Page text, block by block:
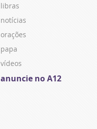
libras
notícias
orações
papa
vídeos
anuncie no A12